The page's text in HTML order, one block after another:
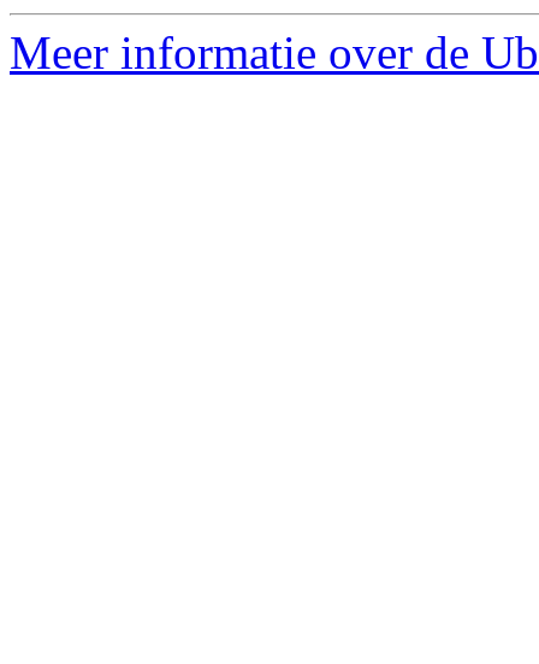
Meer informatie over de